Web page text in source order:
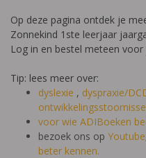
Op deze pagina ontdek je
Zonnekind 1ste leerjaar
Log in en bestel meteen voor
Tip: lees meer over:
dyslexie , dyspraxie/
voor wie ADIBoeken
bezoek ons op Youtube
beter kennen.